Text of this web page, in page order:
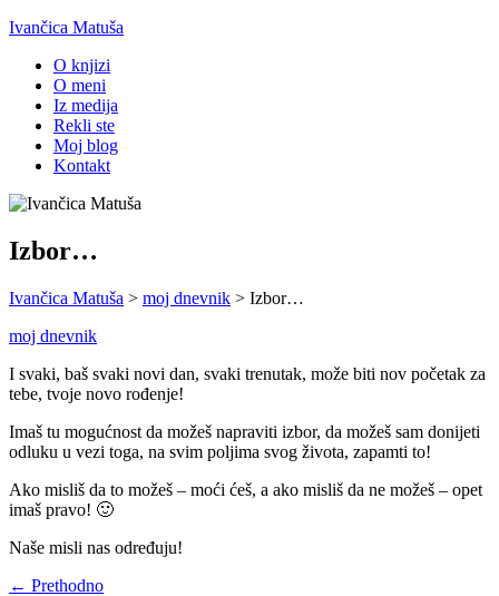
Ivančica Matuša
O knjizi
O meni
Iz medija
Rekli ste
Moj blog
Kontakt
Izbor…
Ivančica Matuša > moj dnevnik > Izbor…
moj dnevnik
I svaki, baš svaki novi dan, svaki trenutak, može biti nov početak za
tebe, tvoje novo rođenje!
Imaš tu mogućnost da možeš napraviti izbor, da možeš sam donijeti
odluku u vezi toga, na svim poljima svog života, zapamti to!
Ako misliš da to možeš – moći ćeš, a ako misliš da ne možeš – opet
imaš pravo! 🙂
Naše misli nas određuju!
← Prethodno